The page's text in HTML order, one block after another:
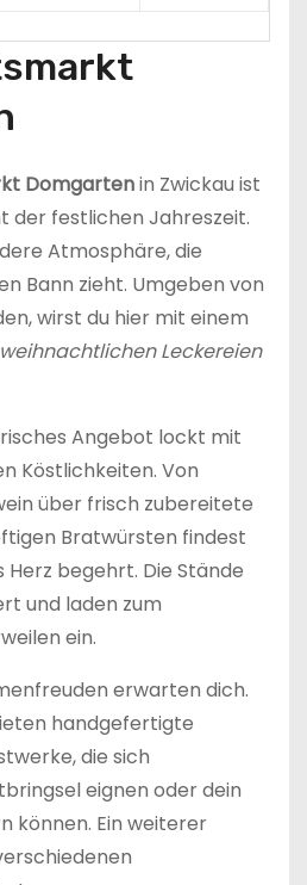
Domgartenin Zwickau ist
der festlichen Jahreszeit.
Atmosphäre, die
Bann zieht. Umgeben von
wirst du hier mit einem
weihnachtlichen Leckereien
Angebot lockt mit
Köstlichkeiten. Von
über frisch zubereitete
Bratwürsten findest
Herz begehrt. Die Stände
und laden zum
ein.
erwarten dich.
handgefertigte
die sich
eignen oder dein
können. Ein weiterer